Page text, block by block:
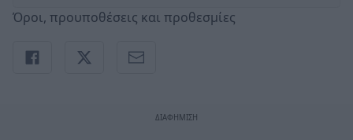
Όροι, προυποθέσεις και προθεσμίες